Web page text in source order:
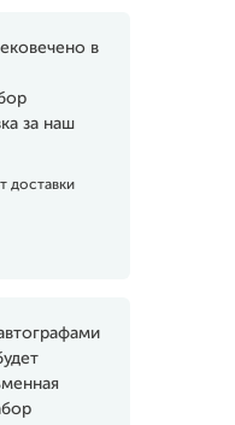
в
за наш
доставки